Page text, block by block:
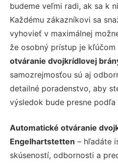
budeme veľmi radi, ak sa k
Každému zákazníkovi sa
vyhovieť v maximálnej
že osobný prístup je kľúčom
otváranie dvojkrídlovej
samozrejmosťou sú aj
detailné poradenstvo, aby
výsledok bude presne podľa
Automatické otváranie
Engelhartstetten – hľadáte
skúseností, odbornosti a